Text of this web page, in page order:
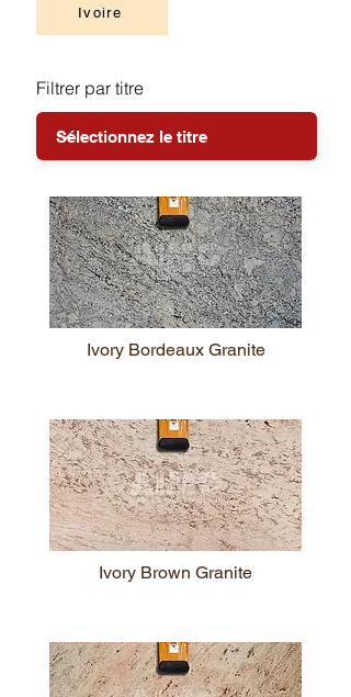
Ivoire
Filtrer par titre
Ivory Bordeaux Granite
Ivory Brown Granite